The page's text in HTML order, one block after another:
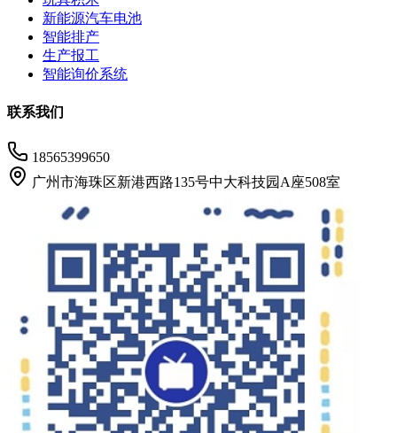
新能源汽车电池
智能排产
生产报工
智能询价系统
联系我们
18565399650
广州市海珠区新港西路135号中大科技园A座508室